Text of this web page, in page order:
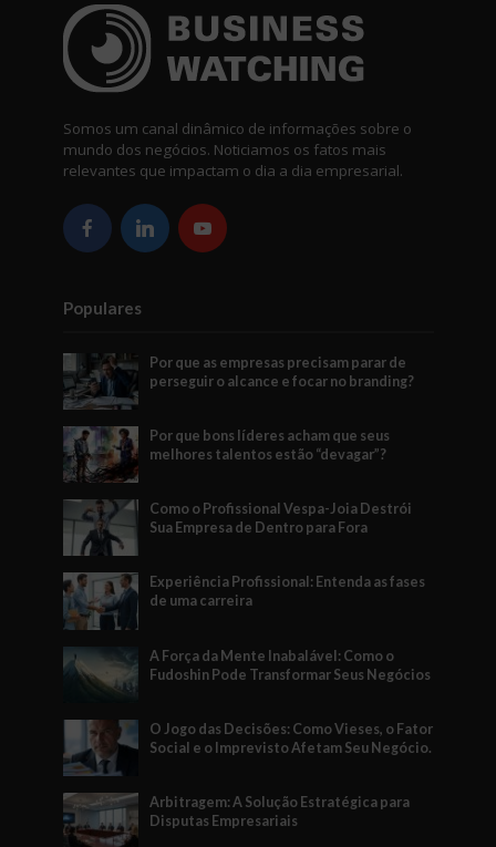
Somos um canal dinâmico de informações sobre o
mundo dos negócios. Noticiamos os fatos mais
relevantes que impactam o dia a dia empresarial.
Populares
Por que as empresas precisam parar de
perseguir o alcance e focar no branding?
Por que bons líderes acham que seus
melhores talentos estão “devagar”?
Como o Profissional Vespa-Joia Destrói
Sua Empresa de Dentro para Fora
Experiência Profissional: Entenda as fases
de uma carreira
A Força da Mente Inabalável: Como o
Fudoshin Pode Transformar Seus Negócios
O Jogo das Decisões: Como Vieses, o Fator
Social e o Imprevisto Afetam Seu Negócio.
Arbitragem: A Solução Estratégica para
Disputas Empresariais